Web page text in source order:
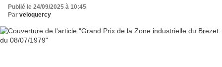
Publié le 24/09/2025 à 10:45
Par veloquercy